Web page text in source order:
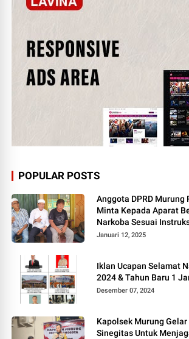
POPULAR POSTS
Anggota DPRD Murung
Minta Kepada Aparat Berantas judi dan
Narkoba Sesuai
Januari 12, 2025
Iklan Ucapan Selamat
2024 & Tahun Baru 1
Desember 07, 2024
Kapolsek Murung
Sinegitas Untuk